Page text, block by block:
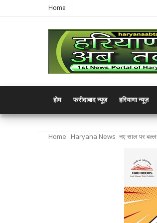
Home
होम फरीदाबाद न्यूज़ हरियाणा न्यूज़
Home Haryana News नए साल पर